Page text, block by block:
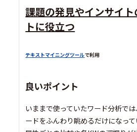
課題の発見やインサイ
トに役立つ
テキストマイニングツールで利用
良いポイント
いままで使っていたワード分析で
ードをふんわり眺めるだけになって